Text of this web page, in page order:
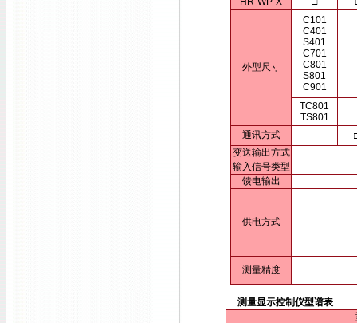
外型尺寸
C101
C401
S401
C701
C801
S801
C901
TC801
TS801
通讯方式
变送输出方式
输入信号类型
馈电输出
供电方式
测量精度
测量显示控制仪型谱表